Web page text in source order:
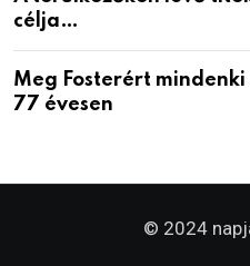
célja…
Meg Fosterért
77 évesen
© 2024